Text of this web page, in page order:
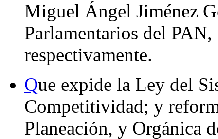
Miguel Ángel Jiménez
Parlamentarios del
respectivamente.
Que expide la Ley del
Competitividad; y
Planeación, y Orgánica